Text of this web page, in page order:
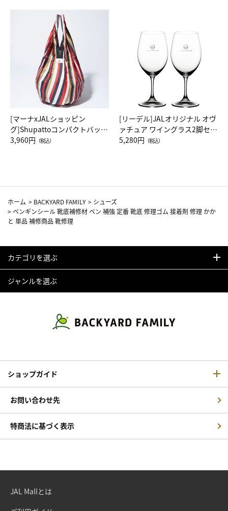
[マーナxJALショッピン
グ]Shupattoコンパクトバッグ
Drop JAL客室乗務員（LC）ス
3,960円 （税込）
[リーデル]JALオリジナル オヴ
ァチュア ワイングラス2脚セッ
ト（レッドワイン）
5,280円 （税込）
ホーム > BACKYARD FAMILY > シューズ
>ペンギンシール 靴底補修材 ペン 補強 定番 靴底 修理ゴム 接着剤 修理 かか
と 単品 補修商品 靴修理
カテゴリを選ぶ
ジャンルを選ぶ
ショップガイド
お問い合わせ先
特商法に基づく表示
JAL Mallとは